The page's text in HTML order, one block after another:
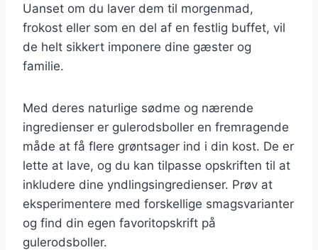
Uanset om du laver dem til morgenmad,
frokost eller som en del af en festlig buffet, vil
de helt sikkert imponere dine gæster og
familie.
Med deres naturlige sødme og nærende
ingredienser er gulerodsboller en fremragende
måde at få flere grøntsager ind i din kost. De er
lette at lave, og du kan tilpasse opskriften til at
inkludere dine yndlingsingredienser. Prøv at
eksperimentere med forskellige smagsvarianter
og find din egen favoritopskrift på
gulerodsboller.